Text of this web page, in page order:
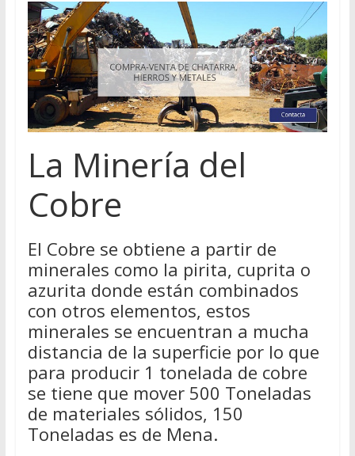
La Minería del
Cobre
El Cobre se obtiene a partir de
minerales como la pirita, cuprita o
azurita donde están combinados
con otros elementos, estos
minerales se encuentran a mucha
distancia de la superficie por lo que
para producir 1 tonelada de cobre
se tiene que mover 500 Toneladas
de materiales sólidos, 150
Toneladas es de Mena.